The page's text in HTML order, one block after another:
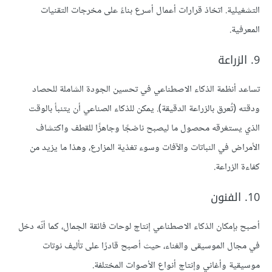
التشغيلية. اتخاذ قرارات أعمال أسرع بناءً على مخرجات التقنيات
المعرفية.
9. الزراعة
تساعد أنظمة الذكاء الاصطناعي في تحسين الجودة الشاملة للحصاد
ودقته (تُعرق بالزراعة الدقيقة). يمكن للذكاء الصناعي أن يتنبأ بالوقت
الذي يستغرقه محصول ما ليصبح ناضجًا وجاهزًا للقطف واكتشاف
الأمراض في النباتات والآفات وسوء تغذية المزارع، وهذا ما يزيد من
كفاءة الزراعة.
10. الفنون
أصبح بإمكان الذكاء الاصطناعي إنتاج لوحات فائقة الجمال، كما أنّه دخل
في مجال الموسيقى والغناء، حيث أصبح قادرًا على تأليف نوتات
موسيقية وأغاني وإنتاج أنواع الأصوات المختلفة.